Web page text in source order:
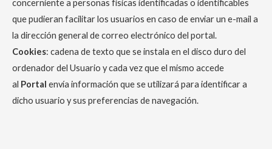
concerniente a personas físicas identificadas o identificables
que pudieran facilitar los usuarios en caso de enviar un e-mail a
la dirección general de correo electrónico del portal.
Cookies: cadena de texto que se instala en el disco duro del
ordenador del Usuario y cada vez que el mismo accede
al Portal envía información que se utilizará para identificar a
dicho usuario y sus preferencias de navegación.